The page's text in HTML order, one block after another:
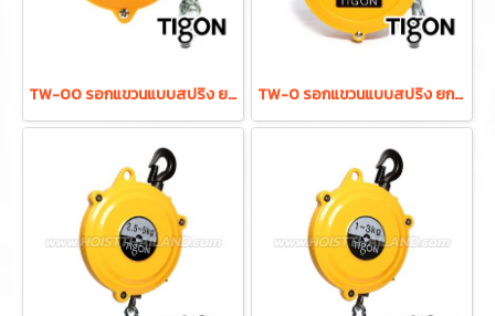
TW-00 รอกแขวนแบบสปริง ยกได้ 0.5-1.5 กก. ระยะยก 0.5 ม. "TIGON" มาตรฐานสากลจากประเทศเกาหลี TW-0 รอกแขวนแบบสปริง ยกได้ 0.5-1.5 กก. ระยะยก 1.0 ม. "TIGON" มาตรฐานสากลจากประเทศเกาหลี